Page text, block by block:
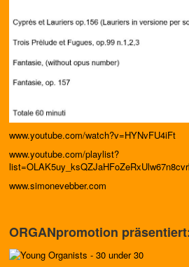
www.youtube.com/watch?v=HYNvFU4iFt
www.youtube.com/playlist?
www.simonevebber.com
ORGANpromotion